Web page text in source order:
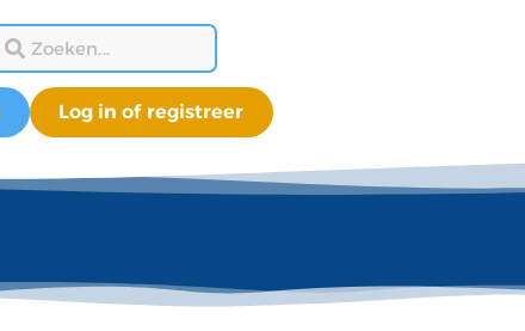
Log in of registreer